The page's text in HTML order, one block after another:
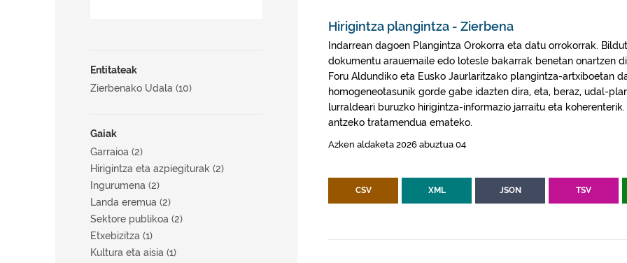
Entitateak
Zierbenako Udala (10)
Gaiak
Garraioa (2)
Hirigintza eta azpiegiturak (2)
Ingurumena (2)
Landa eremua (2)
Sektore publikoa (2)
Etxebizitza (1)
Kultura eta aisia (1)
Hirigintza plangintza - Zierbena
Indarrean dagoen Plangintza Orokorra eta datu orrokorrak.
dokumentu arauemaile edo lotesle bakarrak benetan onartzen
Foru Aldundiko eta Eusko Jaurlaritzako plangintza-artxiboetan
homogeneotasunik gorde gabe idazten dira, eta, beraz, udal-
lurraldeari buruzko hirigintza-informazio jarraitu eta
antzeko tratamendua emateko.
Azken aldaketa 2026 abuztua 04
CSV XML JSON TSV